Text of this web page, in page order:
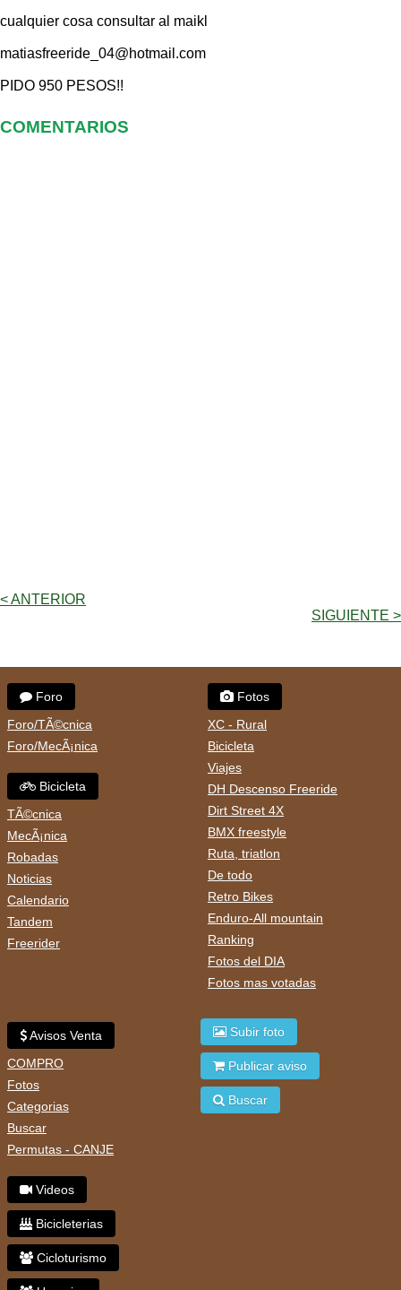
cualquier cosa consultar al maikl
matiasfreeride_04@hotmail.com
PIDO 950 PESOS!!
COMENTARIOS
< ANTERIOR
SIGUIENTE >
Foro
Foro/TÃ©cnica
Foro/MecÃ¡nica
Bicicleta
TÃ©cnica
MecÃ¡nica
Robadas
Noticias
Calendario
Tandem
Freerider
Fotos
XC - Rural
Bicicleta
Viajes
DH Descenso Freeride
Dirt Street 4X
BMX freestyle
Ruta, triatlon
De todo
Retro Bikes
Enduro-All mountain
Ranking
Fotos del DIA
Fotos mas votadas
Avisos Venta
COMPRO
Fotos
Categorias
Buscar
Permutas - CANJE
Videos
Bicicleterias
Cicloturismo
Subir foto
Publicar aviso
Buscar